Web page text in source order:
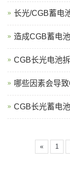
长光/CGB蓄电
造成CGB蓄电
CGB长光电池
哪些因素会导
CGB长光蓄电
« 1